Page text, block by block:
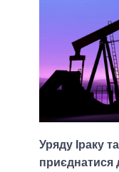
Уряду Іраку
приєднатися